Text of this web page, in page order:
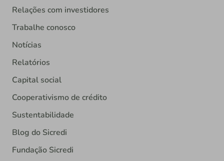
Relações com investidores
Trabalhe conosco
Notícias
Relatórios
Capital social
Cooperativismo de crédito
Sustentabilidade
Blog do Sicredi
Fundação Sicredi